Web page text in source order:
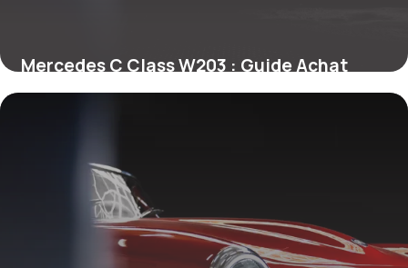
Mercedes C Class W203 : Guide Achat
2026